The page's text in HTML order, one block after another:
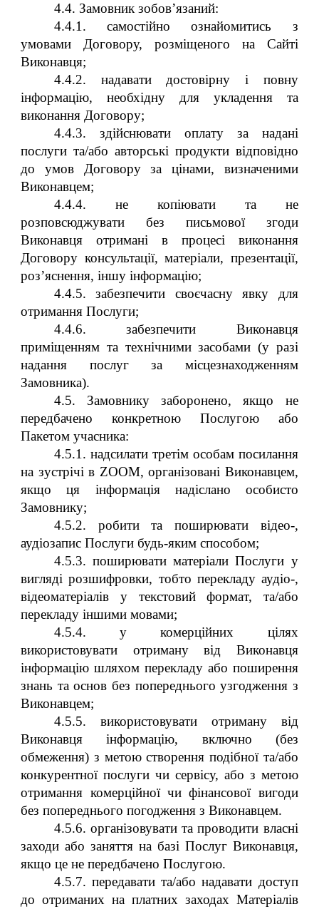
4.4. Замовник зобов’язаний:
4.4.1. самостійно ознайомитись з
умовами Договору, розміщеного на Сайті
Виконавця;
4.4.2. надавати достовірну і повну
інформацію, необхідну для укладення та
виконання Договору;
4.4.3. здійснювати оплату за надані
послуги та/або авторські продукти відповідно
до умов Договору за цінами, визначеними
Виконавцем;
4.4.4. не копіювати та не
розповсюджувати без письмової згоди
Виконавця отримані в процесі виконання
Договору консультації, матеріали, презентації,
роз’яснення, іншу інформацію;
4.4.5. забезпечити своєчасну явку для
отримання Послуги;
4.4.6. забезпечити Виконавця
приміщенням та технічними засобами (у разі
надання послуг за місцезнаходженням
Замовника).
4.5. Замовнику заборонено, якщо не
передбачено конкретною Послугою або
Пакетом учасника:
4.5.1. надсилати третім особам посилання
на зустрічі в ZOOM, організовані Виконавцем,
якщо ця інформація надіслано особисто
Замовнику;
4.5.2. робити та поширювати відео-,
аудіозапис Послуги будь-яким способом;
4.5.3. поширювати матеріали Послуги у
вигляді розшифровки, тобто перекладу аудіо-,
відеоматеріалів у текстовий формат, та/або
перекладу іншими мовами;
4.5.4. у комерційних цілях
використовувати отриману від Виконавця
інформацію шляхом перекладу або поширення
знань та основ без попереднього узгодження з
Виконавцем;
4.5.5. використовувати отриману від
Виконавця інформацію, включно (без
обмеження) з метою створення подібної та/або
конкурентної послуги чи сервісу, або з метою
отримання комерційної чи фінансової вигоди
без попереднього погодження з Виконавцем.
4.5.6. організовувати та проводити власні
заходи або заняття на базі Послуг Виконавця,
якщо це не передбачено Послугою.
4.5.7. передавати та/або надавати доступ
до отриманих на платних заходах Матеріалів